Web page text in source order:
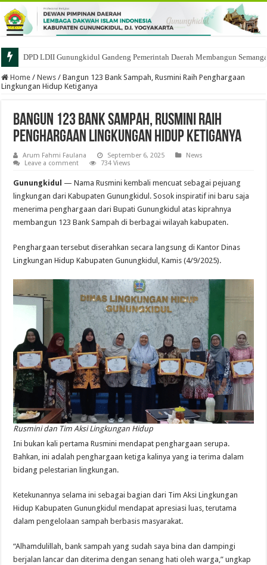
DPD LDII Gunungkidul Gandeng Pemerintah Daerah Membangun
Home / News / Bangun 123 Bank Sampah, Rusmini Raih Penghargaan
Lingkungan Hidup Ketiganya
Bangun 123 Bank Sampah, Rusmini Raih
Penghargaan Lingkungan Hidup Ketiganya
Arum Fahmi Faulana September 6, 2025
News
Leave a comment
734 Views
Gunungkidul — Nama Rusmini kembali mencuat sebagai pejuang
lingkungan dari Kabupaten Gunungkidul. Sosok inspiratif ini baru saja
menerima penghargaan dari Bupati Gunungkidul atas kiprahnya
membangun 123 Bank Sampah di berbagai wilayah kabupaten.
Penghargaan tersebut diserahkan secara langsung di Kantor Dinas
Lingkungan Hidup Kabupaten Gunungkidul, Kamis (4/9/2025).
Rusmini dan Tim Aksi Lingkungan Hidup
Ini bukan kali pertama Rusmini mendapat penghargaan serupa.
Bahkan, ini adalah penghargaan ketiga kalinya yang ia terima dalam
bidang pelestarian lingkungan.
Ketekunannya selama ini sebagai bagian dari Tim Aksi Lingkungan
Hidup Kabupaten Gunungkidul mendapat apresiasi luas, terutama
dalam pengelolaan sampah berbasis masyarakat.
“Alhamdulillah, bank sampah yang sudah saya bina dan dampingi
berjalan lancar dan diterima dengan senang hati oleh warga,” ungkap